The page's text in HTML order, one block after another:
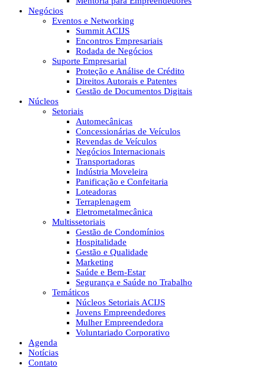
Negócios
Eventos e Networking
Summit ACIJS
Encontros Empresariais
Rodada de Negócios
Suporte Empresarial
Proteção e Análise de Crédito
Direitos Autorais e Patentes
Gestão de Documentos Digitais
Núcleos
Setoriais
Automecânicas
Concessionárias de Veículos
Revendas de Veículos
Negócios Internacionais
Transportadoras
Indústria Moveleira
Panificação e Confeitaria
Loteadoras
Terraplenagem
Eletrometalmecânica
Multissetoriais
Gestão de Condomínios
Hospitalidade
Gestão e Qualidade
Marketing
Saúde e Bem-Estar
Segurança e Saúde no Trabalho
Temáticos
Núcleos Setoriais ACIJS
Jovens Empreendedores
Mulher Empreendedora
Voluntariado Corporativo
Agenda
Notícias
Contato